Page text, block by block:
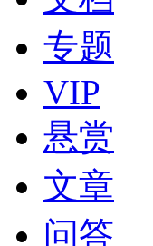
专题
VIP
悬赏
文章
问答